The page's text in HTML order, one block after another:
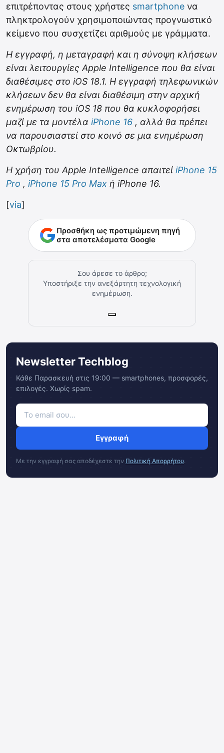
επιτρέποντας στους χρήστες smartphone να
πληκτρολογούν χρησιμοποιώντας προγνωστικό
κείμενο που συσχετίζει αριθμούς με γράμματα.
Η εγγραφή, η μεταγραφή και η σύνοψη κλήσεων
είναι λειτουργίες Apple Intelligence που θα είναι
διαθέσιμες στο iOS 18.1. Η εγγραφή τηλεφωνικών
κλήσεων δεν θα είναι διαθέσιμη στην αρχική
ενημέρωση του iOS 18 που θα κυκλοφορήσει
μαζί με τα μοντέλα iPhone 16 , αλλά θα πρέπει
να παρουσιαστεί στο κοινό σε μια ενημέρωση
Οκτωβρίου.
Η χρήση του Apple Intelligence απαιτεί iPhone 15
Pro , iPhone 15 Pro Max ή iPhone 16.
[via]
Προσθήκη ως προτιμώμενη πηγή
στα αποτελέσματα Google
Σου άρεσε το άρθρο;
Υποστήριξε την ανεξάρτητη τεχνολογική
ενημέρωση.
Newsletter Techblog
Κάθε Παρασκευή στις 19:00 — smartphones, προσφορές,
επιλογές. Χωρίς spam.
Εγγραφή
Με την εγγραφή σας αποδέχεστε την Πολιτική Απορρήτου.